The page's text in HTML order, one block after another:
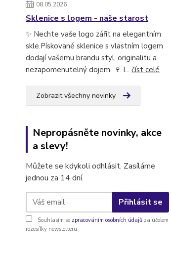
08.05.2026
Sklenice s logem - naše starost
✨ Nechte vaše logo zářit na elegantním
skle.Pískované sklenice s vlastním logem
dodají vašemu brandu styl, originalitu a
nezapomenutelný dojem. 🍷 I... číst celé
Zobrazit všechny novinky
Nepropásněte novinky, akce
a slevy!
Můžete se kdykoli odhlásit. Zasíláme
jednou za 14 dní.
Přihlásit se
Souhlasím se zpracováním osobních údajů za účelem
rozesílky newsletteru.